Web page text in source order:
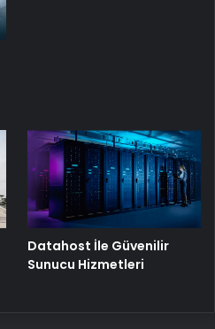
Datahost İle Güvenilir
Sunucu Hizmetleri